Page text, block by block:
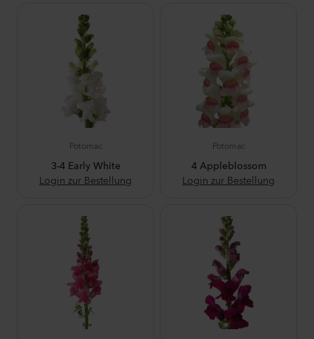
Potomac
3-4 Early White
Login zur Bestellung
Potomac
4 Appleblossom
Login zur Bestellung